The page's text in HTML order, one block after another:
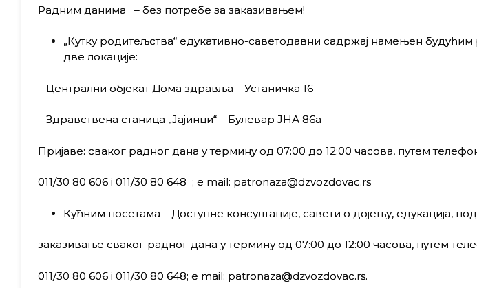
Радним данима – без потребе за заказивањем!
„Кутку родитељства“ едукативно-саветодавни садржај намењен будућим
две локације:
– Централни објекат Дома здравља – Устаничка 16
– Здравствена станица „Јајинци“ – Булевар ЈНА 86а
Пријаве: сваког радног дана у термину од 07:00 до 12:00 часова, путем
011/30 80 606 i 011/30 80 648 ; e mail: patronaza@dzvozdovac.rs
Кућним посетaма – Доступне консултације, савети о дојењу, едукација,
заказивање сваког радног дана у термину од 07:00 до 12:00 часова, путем
011/30 80 606 i 011/30 80 648; e mail: patronaza@dzvozdovac.rs.